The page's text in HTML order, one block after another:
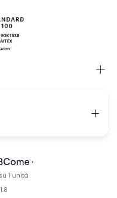
con stile e comodità.
UPF50.